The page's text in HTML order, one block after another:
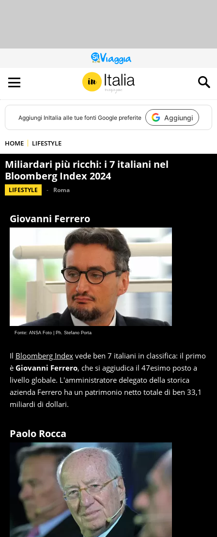
QUESTO
SITO
CONTRIBUISCE
ALL’AUDIENCE
DI
Aggiungi InItalia alle tue fonti Google preferite Aggiungi
HOME LIFESTYLE
Miliardari più ricchi: i 7 italiani nel
Bloomberg Index 2024
LIFESTYLE Roma
Giovanni Ferrero
Fonte: ANSA Foto | Ph. Stefano Porta
Il Bloomberg Index vede ben 7 italiani in classifica: il primo
è Giovanni Ferrero, che si aggiudica il 47esimo posto a
livello globale. L'amministratore delegato della storica
azienda Ferrero ha un patrimonio netto totale di ben 33,1
miliardi di dollari.
Paolo Rocca